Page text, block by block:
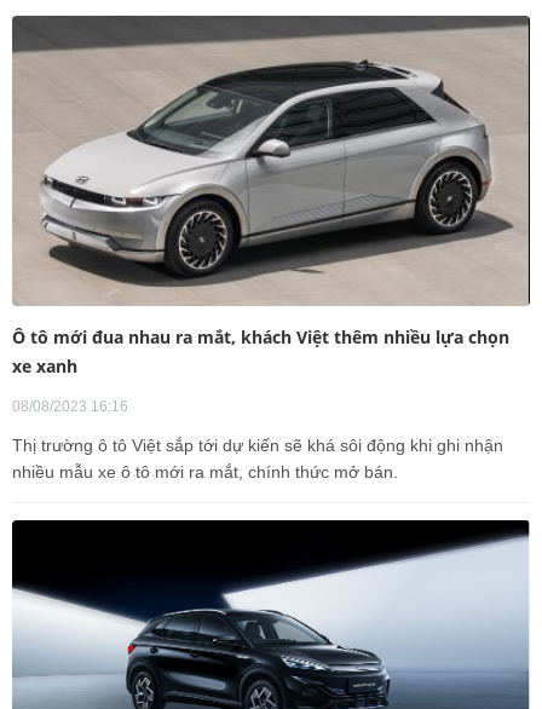
Ô tô mới đua nhau ra mắt, khách Việt thêm nhiều lựa chọn
xe xanh
08/08/2023 16:16
Thị trường ô tô Việt sắp tới dự kiến sẽ khá sôi động khi ghi nhận
nhiều mẫu xe ô tô mới ra mắt, chính thức mở bán.